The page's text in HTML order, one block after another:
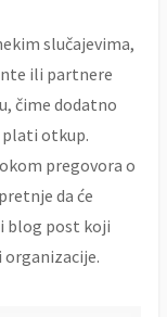
slučajevima,
ili partnere
čime dodatno
plati otkup.
pregovora o
da će
post koji